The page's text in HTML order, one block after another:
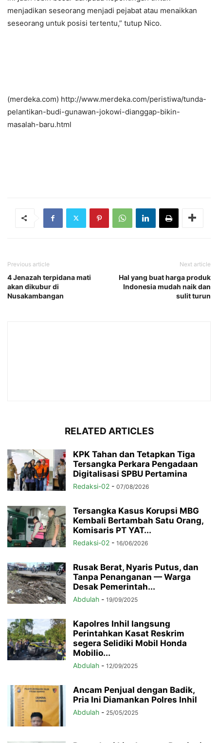
menjadikan seseorang menjadi pejabat atau menaikkan
seseorang untuk posisi tertentu,” tutup Nico.
(merdeka.com) http://www.merdeka.com/peristiwa/tunda-
pelantikan-budi-gunawan-jokowi-dianggap-bikin-
masalah-baru.html
Previous article
4 Jenazah terpidana mati
akan dikubur di
Nusakambangan
Next article
Hal yang buat harga produk
Indonesia mudah naik dan
sulit turun
RELATED ARTICLES
KPK Tahan dan Tetapkan Tiga
Tersangka Perkara Pengadaan
Digitalisasi SPBU Pertamina
Redaksi-02 - 07/08/2026
Tersangka Kasus Korupsi MBG
Kembali Bertambah Satu Orang,
Komisaris PT YAT...
Redaksi-02 - 16/06/2026
Rusak Berat, Nyaris Putus, dan
Tanpa Penanganan — Warga
Desak Pemerintah...
Abdulah - 19/09/2025
Kapolres Inhil langsung
Perintahkan Kasat Reskrim
segera Selidiki Mobil Honda
Mobilio...
Abdulah - 12/09/2025
Ancam Penjual dengan Badik,
Pria Ini Diamankan Polres Inhil
Abdulah - 25/05/2025